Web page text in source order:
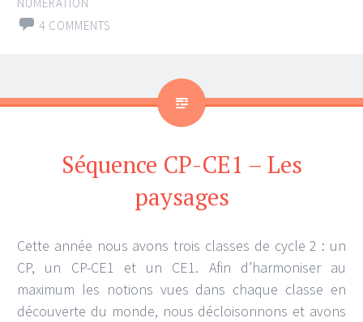
4 COMMENTS
Séquence CP-CE1 – Les
paysages
Cette année nous avons trois classes de cycle 2 : un
CP, un CP-CE1 et un CE1. Afin d’harmoniser au
maximum les notions vues dans chaque classe en
découverte du monde, nous décloisonnons et avons